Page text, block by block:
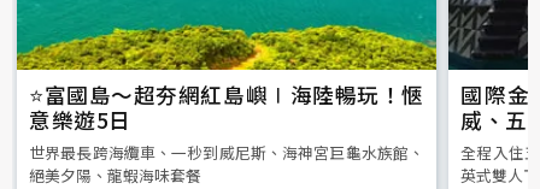
⭐️富國島～超夯網紅島嶼∣海陸暢玩！愜
意樂遊5日
世界最長跨海纜車、一秒到威尼斯、海神宮巨龜水族館、
絕美夕陽、龍蝦海味套餐
國際金
威、五
全程入住
英式雙人